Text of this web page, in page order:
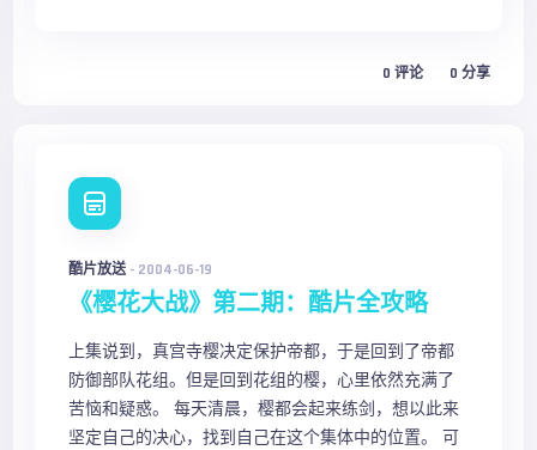
0 评论 0 分享
酷片放送- 2004-06-19
《樱花大战》第二期：酷片全攻略
上集说到，真宫寺樱决定保护帝都，于是回到了帝都
防御部队花组。但是回到花组的樱，心里依然充满了
苦恼和疑惑。 每天清晨，樱都会起来练剑，想以此来
坚定自己的决心，找到自己在这个集体中的位置。 可